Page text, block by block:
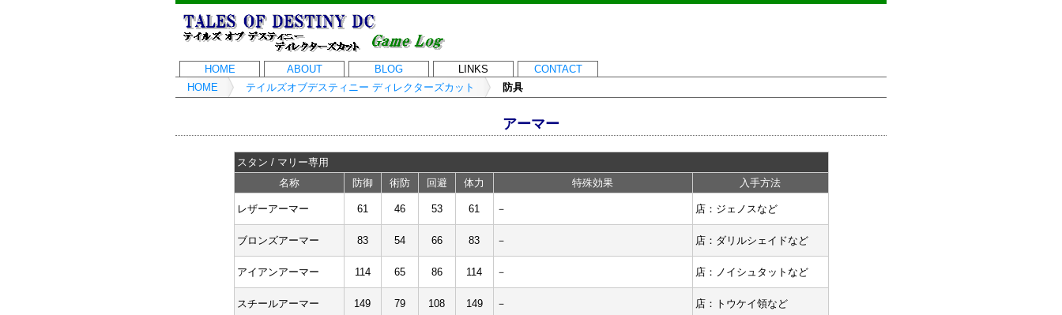
HOME ABOUT BLOG LINKS
CONTACT
HOME
テイルズオブデスティニー ディレクターズカット 防具
アーマー
スタン / マリー専用
名称
防御 術防 回避 体力 特殊効果 入手方法
レザーアーマー 61 46 53 61 － 店：ジェノスなど
ブロンズアーマー 83 54 66 83 － 店：ダリルシェイドなど
アイアンアーマー 114 65 86 114 － 店：ノイシュタットなど
スチールアーマー 149 79 108 149 － 店：トウケイ領など